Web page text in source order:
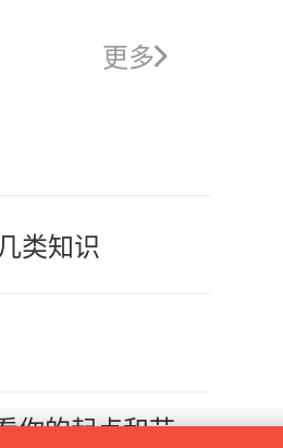
更多
类知识
你的起点和节